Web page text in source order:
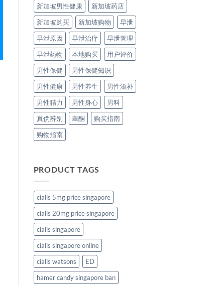
新加坡男性健康
新加坡药店
新加坡购买
新加坡购物
早泄
早泄原因
早泄治疗
早泄管理
早泄药物
本地购买
用户评价
男性保健
男性保健知识
男性健康
男性养生
男性滋补
男性精力
男性身心
男科
真伪辨别
睾酮
购买指南
购物指南
PRODUCT TAGS
cialis 5mg price singapore
cialis 20mg price singapore
cialis singapore
cialis singapore online
cialis watsons
ED
hamer candy singapore ban